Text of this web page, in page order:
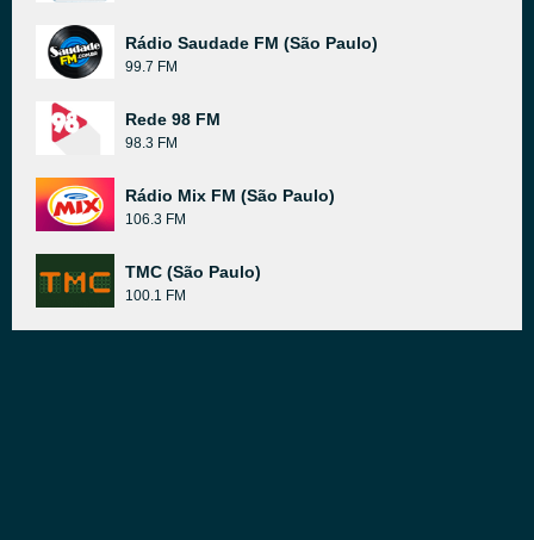
Rádio Saudade FM (São Paulo)
99.7 FM
Rede 98 FM
98.3 FM
Rádio Mix FM (São Paulo)
106.3 FM
TMC (São Paulo)
100.1 FM